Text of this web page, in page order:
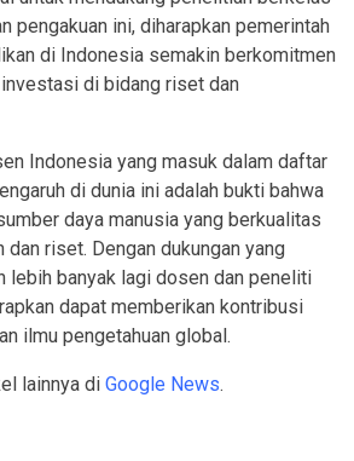
pengakuan ini, diharapkan pemerintah
di Indonesia semakin berkomitmen
di bidang riset dan
Indonesia yang masuk dalam daftar
di dunia ini adalah bukti bahwa
daya manusia yang berkualitas
riset. Dengan dukungan yang
lebih banyak lagi dosen dan peneliti
dapat memberikan kontribusi
ilmu pengetahuan global.
lainnya di Google News.